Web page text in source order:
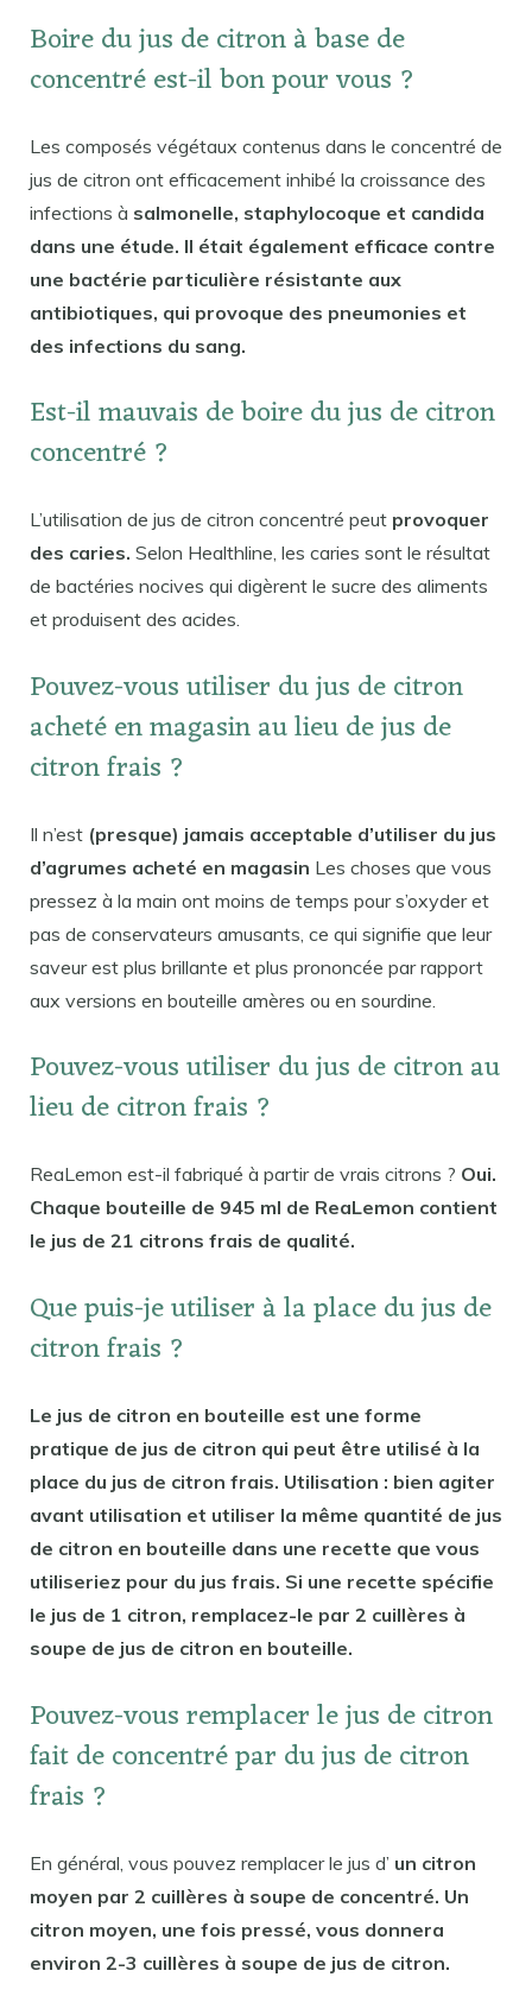
Boire du jus de citron à base de
concentré est-il bon pour vous ?
Les composés végétaux contenus dans le concentré de
jus de citron ont efficacement inhibé la croissance des
infections à salmonelle, staphylocoque et candida
dans une étude. Il était également efficace contre
une bactérie particulière résistante aux
antibiotiques, qui provoque des pneumonies et
des infections du sang.
Est-il mauvais de boire du jus de citron
concentré ?
L’utilisation de jus de citron concentré peut provoquer
des caries. Selon Healthline, les caries sont le résultat
de bactéries nocives qui digèrent le sucre des aliments
et produisent des acides.
Pouvez-vous utiliser du jus de citron
acheté en magasin au lieu de jus de
citron frais ?
Il n’est (presque) jamais acceptable d’utiliser du jus
d’agrumes acheté en magasin Les choses que vous
pressez à la main ont moins de temps pour s’oxyder et
pas de conservateurs amusants, ce qui signifie que leur
saveur est plus brillante et plus prononcée par rapport
aux versions en bouteille amères ou en sourdine.
Pouvez-vous utiliser du jus de citron au
lieu de citron frais ?
ReaLemon est-il fabriqué à partir de vrais citrons ? Oui.
Chaque bouteille de 945 ml de ReaLemon contient
le jus de 21 citrons frais de qualité.
Que puis-je utiliser à la place du jus de
citron frais ?
Le jus de citron en bouteille est une forme
pratique de jus de citron qui peut être utilisé à la
place du jus de citron frais. Utilisation : bien agiter
avant utilisation et utiliser la même quantité de jus
de citron en bouteille dans une recette que vous
utiliseriez pour du jus frais. Si une recette spécifie
le jus de 1 citron, remplacez-le par 2 cuillères à
soupe de jus de citron en bouteille.
Pouvez-vous remplacer le jus de citron
fait de concentré par du jus de citron
frais ?
En général, vous pouvez remplacer le jus d’ un citron
moyen par 2 cuillères à soupe de concentré. Un
citron moyen, une fois pressé, vous donnera
environ 2-3 cuillères à soupe de jus de citron.